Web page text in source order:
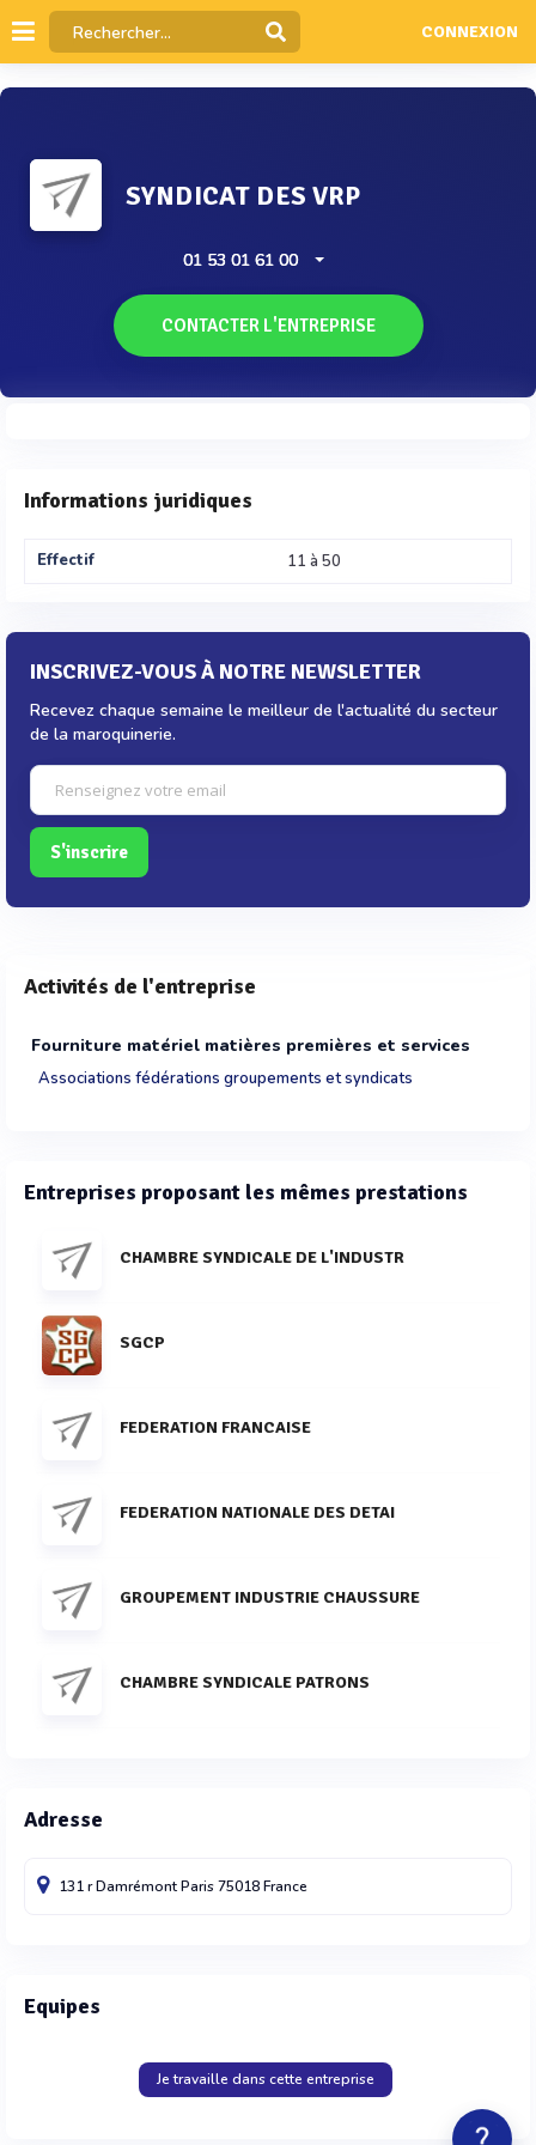
CONNEXION
SYNDICAT DES VRP
01 53 01 61 00
CONTACTER L'ENTREPRISE
Informations juridiques
Effectif 11 à 50
INSCRIVEZ-VOUS À NOTRE NEWSLETTER
Recevez chaque semaine le meilleur de l'actualité du secteur
de la maroquinerie.
S'inscrire
Activités de l'entreprise
Fourniture matériel matières premières et services
Associations fédérations groupements et syndicats
Entreprises proposant les mêmes prestations
CHAMBRE SYNDICALE DE L'INDUSTR
SGCP
FEDERATION FRANCAISE
FEDERATION NATIONALE DES DETAI
GROUPEMENT INDUSTRIE CHAUSSURE
CHAMBRE SYNDICALE PATRONS
Adresse
131 r DamrémontParis75018France
Equipes
Je travaille dans cette entreprise